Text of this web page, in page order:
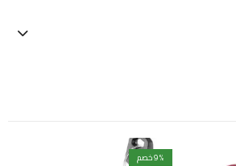
9% خصم